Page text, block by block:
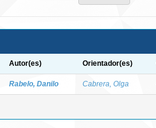
Autor(es) Orientador(es)
Rabelo, Danilo Cabrera, Olga